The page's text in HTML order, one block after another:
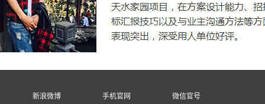
新浪微博 手机官网 微信官号